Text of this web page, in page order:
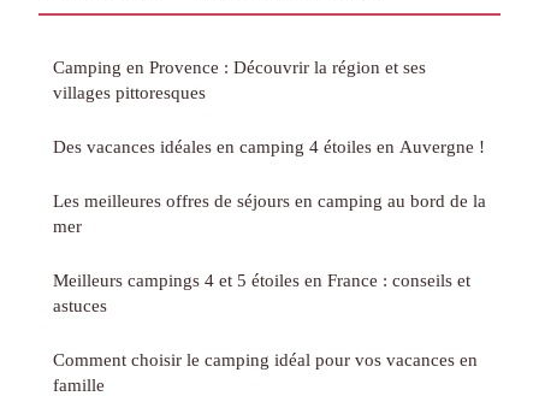
Camping en Provence : Découvrir la région et ses
villages pittoresques
Des vacances idéales en camping 4 étoiles en Auvergne !
Les meilleures offres de séjours en camping au bord de la
mer
Meilleurs campings 4 et 5 étoiles en France : conseils et
astuces
Comment choisir le camping idéal pour vos vacances en
famille